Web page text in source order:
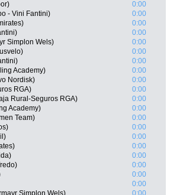
0:00
- Vini Fantini)
0:00
0:00
0:00
Simplon Wels)
0:00
0:00
0:00
Academy)
0:00
Nordisk)
0:00
RGA)
0:00
Rural-Seguros RGA)
0:00
Academy)
0:00
Team)
0:00
0:00
0:00
0:00
0:00
0:00
0:00
0:00
Simplon Wels)
0:00